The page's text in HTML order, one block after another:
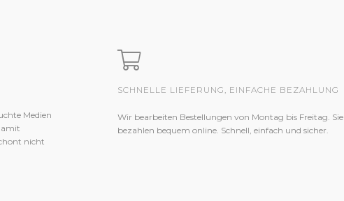
Medien
nicht
SCHNELLE LIEFERUNG, EINFACHE BEZAHLUNG
Wir bearbeiten Bestellungen von Montag bis Freitag. Sie
bezahlen bequem online. Schnell, einfach und sicher.